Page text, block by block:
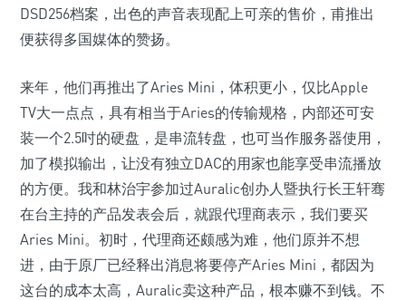
DSD256档案，出色的声音表现配上可亲的售价，甫推出
便获得多国媒体的赞扬。
来年，他们再推出了Aries Mini，体积更小，仅比Apple
TV大一点点，具有相当于Aries的传输规格，内部还可安
装一个2.5吋的硬盘，是串流转盘，也可当作服务器使用，
加了模拟输出，让没有独立DAC的用家也能享受串流播放
的方便。我和林治宇参加过Auralic创办人暨执行长王轩骞
在台主持的产品发表会后，就跟代理商表示，我们要买
Aries Mini。初时，代理商还颇感为难，他们原并不想
进，由于原厂已经释出消息将要停产Aries Mini，都因为
这台的成本太高，Auralic卖这种产品，根本赚不到钱。不